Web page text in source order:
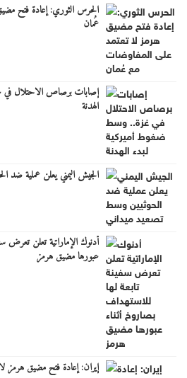
الحرس الثوري: إعادة فتح
عُمان
إصابات برصاص الاحتلال
الهدنة
الجيش اليمني يعلن عملية ضد
أدنوك الإماراتية تعلن تعرض
عبورها مضيق هرمز
إيران: إعادة فتح مضيق هرمز